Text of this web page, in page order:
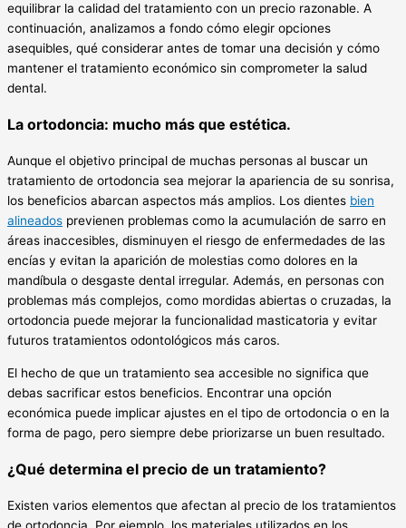
equilibrar la calidad del tratamiento con un precio razonable. A
continuación, analizamos a fondo cómo elegir opciones
asequibles, qué considerar antes de tomar una decisión y cómo
mantener el tratamiento económico sin comprometer la salud
dental.
La ortodoncia: mucho más que estética.
Aunque el objetivo principal de muchas personas al buscar un
tratamiento de ortodoncia sea mejorar la apariencia de su sonrisa,
los beneficios abarcan aspectos más amplios. Los dientes bien
alineados previenen problemas como la acumulación de sarro en
áreas inaccesibles, disminuyen el riesgo de enfermedades de las
encías y evitan la aparición de molestias como dolores en la
mandíbula o desgaste dental irregular. Además, en personas con
problemas más complejos, como mordidas abiertas o cruzadas, la
ortodoncia puede mejorar la funcionalidad masticatoria y evitar
futuros tratamientos odontológicos más caros.
El hecho de que un tratamiento sea accesible no significa que
debas sacrificar estos beneficios. Encontrar una opción
económica puede implicar ajustes en el tipo de ortodoncia o en la
forma de pago, pero siempre debe priorizarse un buen resultado.
¿Qué determina el precio de un tratamiento?
Existen varios elementos que afectan al precio de los tratamientos
de ortodoncia. Por ejemplo, los materiales utilizados en los